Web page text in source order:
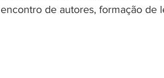
encontro de autores, formação de